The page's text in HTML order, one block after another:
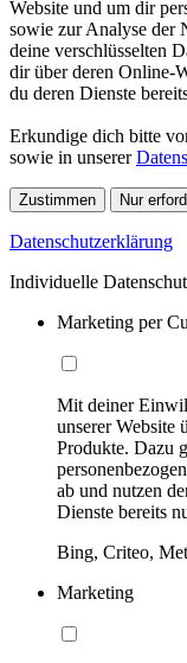
Website und um dir
sowie zur Analyse der
deine verschlüsselten
dir über deren Online-
du deren Dienste
Erkundige dich bitte
sowie in unserer
Zustimmen Nur
Datenschutzerklärung
Individuelle
Marketing per
Mit deiner
unserer Website
Produkte. Dazu
ab und nutzen
Dienste bereits
Bing, Criteo,
Marketing